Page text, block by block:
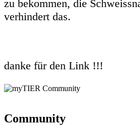
zu bekommen, die
verhindert das.
danke für den Link !!!
Community